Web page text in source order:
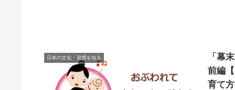
日本の文化・習慣を知る
「幕
前編
育て方